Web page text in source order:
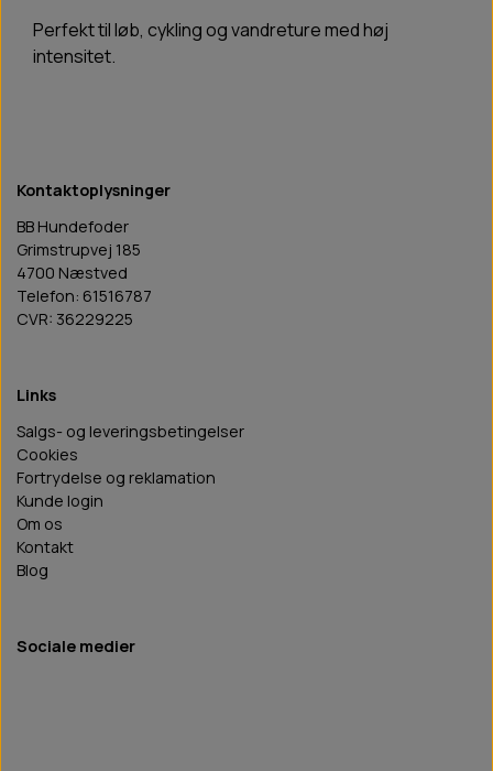
Perfekt til løb, cykling og vandreture med høj
intensitet.
Kontaktoplysninger
BB Hundefoder
Grimstrupvej 185
4700 Næstved
Telefon: 61516787
CVR: 36229225
Links
Salgs- og leveringsbetingelser
Cookies
Fortrydelse og reklamation
Kunde login
Om os
Kontakt
Blog
Sociale medier